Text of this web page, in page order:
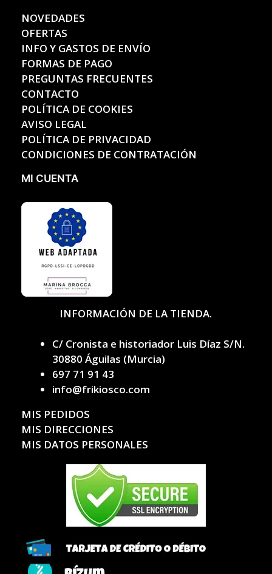
NOVEDADES
OFERTAS
INFO Y GASTOS DE ENVÍO
FORMAS DE PAGO
PREGUNTAS FRECUENTES
CONTACTO
POLÍTICA DE COOKIES
AVISO LEGAL
POLÍTICA DE PRIVACIDAD
CONDICIONES DE CONTRATACIÓN
MI CUENTA
INFORMACIÓN DE LA TIENDA.
C/ Cronista e historiador Luis Díaz S/N.
30880 Águilas (Murcia)
697 71 91 43
info@frikiosco.com
MIS PEDIDOS
MIS DIRECCIONES
MIS DATOS PERSONALES